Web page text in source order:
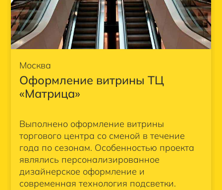
Москва
Оформление витрины ТЦ
«Матрица»
Выполнено оформление витрины
торгового центра со сменой в течение
года по сезонам. Особенностью проекта
являлись персонализированное
дизайнерское оформление и
современная технология подсветки.